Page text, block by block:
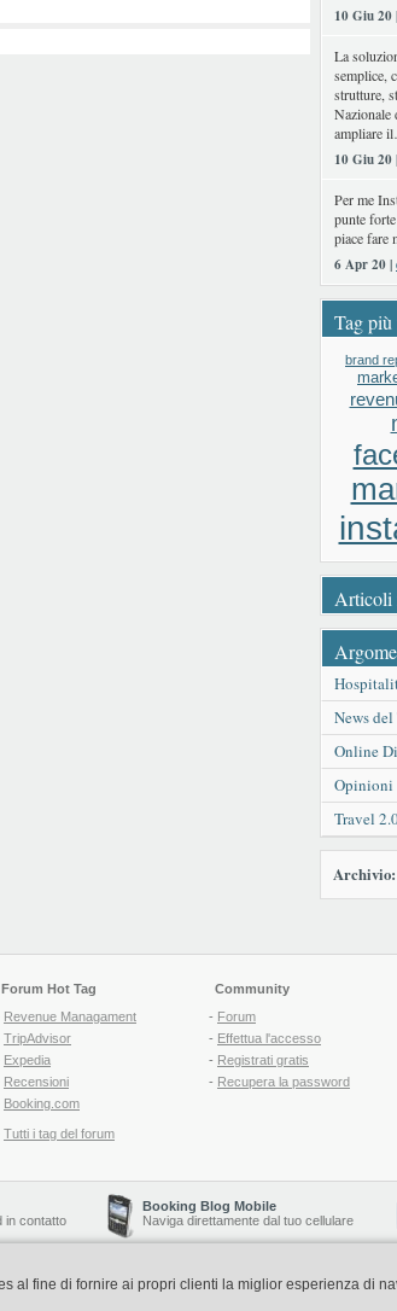
10 Giu 20 |
La
semplice,
strutture,
Nazionale
ampliare il…
10 Giu 20 |
Per me
punte
piace fare
6 Apr 20 |
Tag più
brand
Articoli
News
Online
Opinioni
Travel
Archivio:
Forum Hot Tag
Revenue Managament
TripAdvisor
Expedia
Recensioni
Booking.com
Tutti i tag del forum
Community
- Forum
- Effettua l'accesso
- Registrati gratis
- Recupera la password
in contatto
Booking Blog Mobile
Naviga direttamente dal tuo cellulare
© 2006-2026 QNT S.r.l. Socio Unico -www.qnt.it-Booking
al fine di fornire ai propri clienti la miglior esperienza di